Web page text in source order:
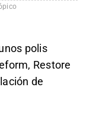
polis
Restore
de